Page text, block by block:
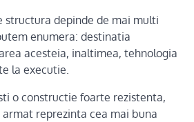
structura depinde de mai multi
enumera: destinatia
acesteia, inaltimea, tehnologia
la executie.
o constructie foarte rezistenta,
reprezinta cea mai buna